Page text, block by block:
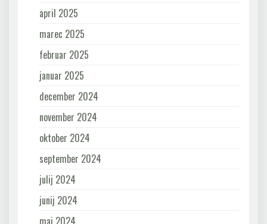
april 2025
marec 2025
februar 2025
januar 2025
december 2024
november 2024
oktober 2024
september 2024
julij 2024
junij 2024
maj 2024